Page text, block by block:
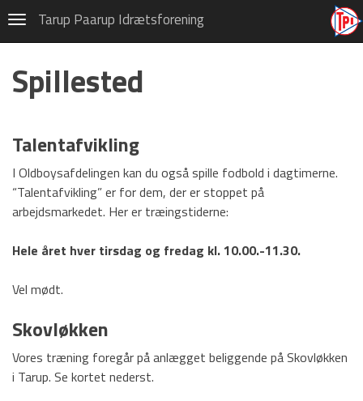
NavigationTarup Paarup Idrætsforening
Old boys
Privatlivspolitik (GDPR)
Om TPI Old-Boys
Spillested
Kontingent
Spilleplan
Spilletøj
Hovedafdeling
Badminton
Spillested
Talentafvikling
I Oldboysafdelingen kan du også spille fodbold i dagtimerne.
“Talentafvikling” er for dem, der er stoppet på
arbejdsmarkedet. Her er træingstiderne:
Hele året hver tirsdag og fredag kl. 10.00.-11.30.
Vel mødt.
Skovløkken
Vores træning foregår på anlægget beliggende på Skovløkken
i Tarup. Se kortet nederst.